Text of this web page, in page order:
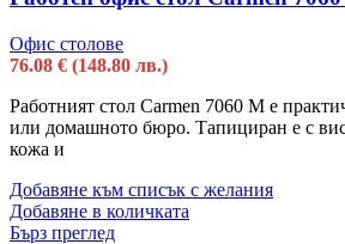
Офис столове
76.08 € (148.80 лв.)
Работният стол Carmen 7060 M е
или домашното бюро. Тапициран е с
кожа и
Добавяне към списък с желания
Добавяне в количката
Бърз преглед